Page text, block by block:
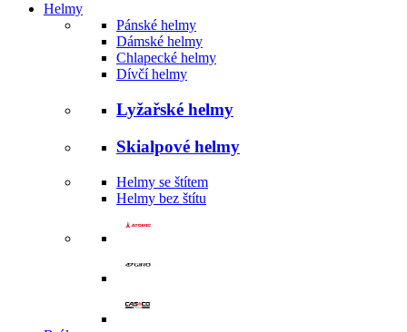
Helmy
Pánské helmy
Dámské helmy
Chlapecké helmy
Dívčí helmy
Lyžařské helmy
Skialpové helmy
Helmy se štítem
Helmy bez štítu